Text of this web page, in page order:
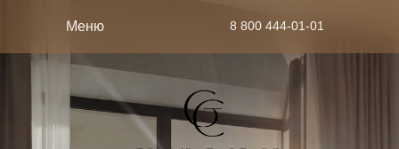
Меню 8 800 444-01-01